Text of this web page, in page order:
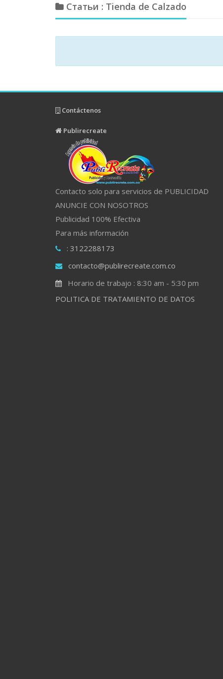
Статьи : Tienda de Calzado
Contáctenos
Publirecreate
Contacto solo para servicios de PUBLICIDAD
ANUNCIE CON NOSOTROS
Publicidad 100% Efectiva
Para más información
: 3122288173
contacto@publirecreate.com.co
Horario de trabajo : 8:30 am - 5:30 pm
POLITICA DE TRATAMIENTO DE DATOS